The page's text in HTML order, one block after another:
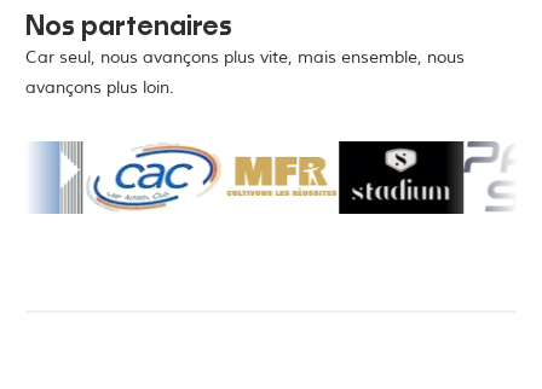
Nos partenaires
Car seul, nous avançons plus vite, mais ensemble, nous
avançons plus loin.